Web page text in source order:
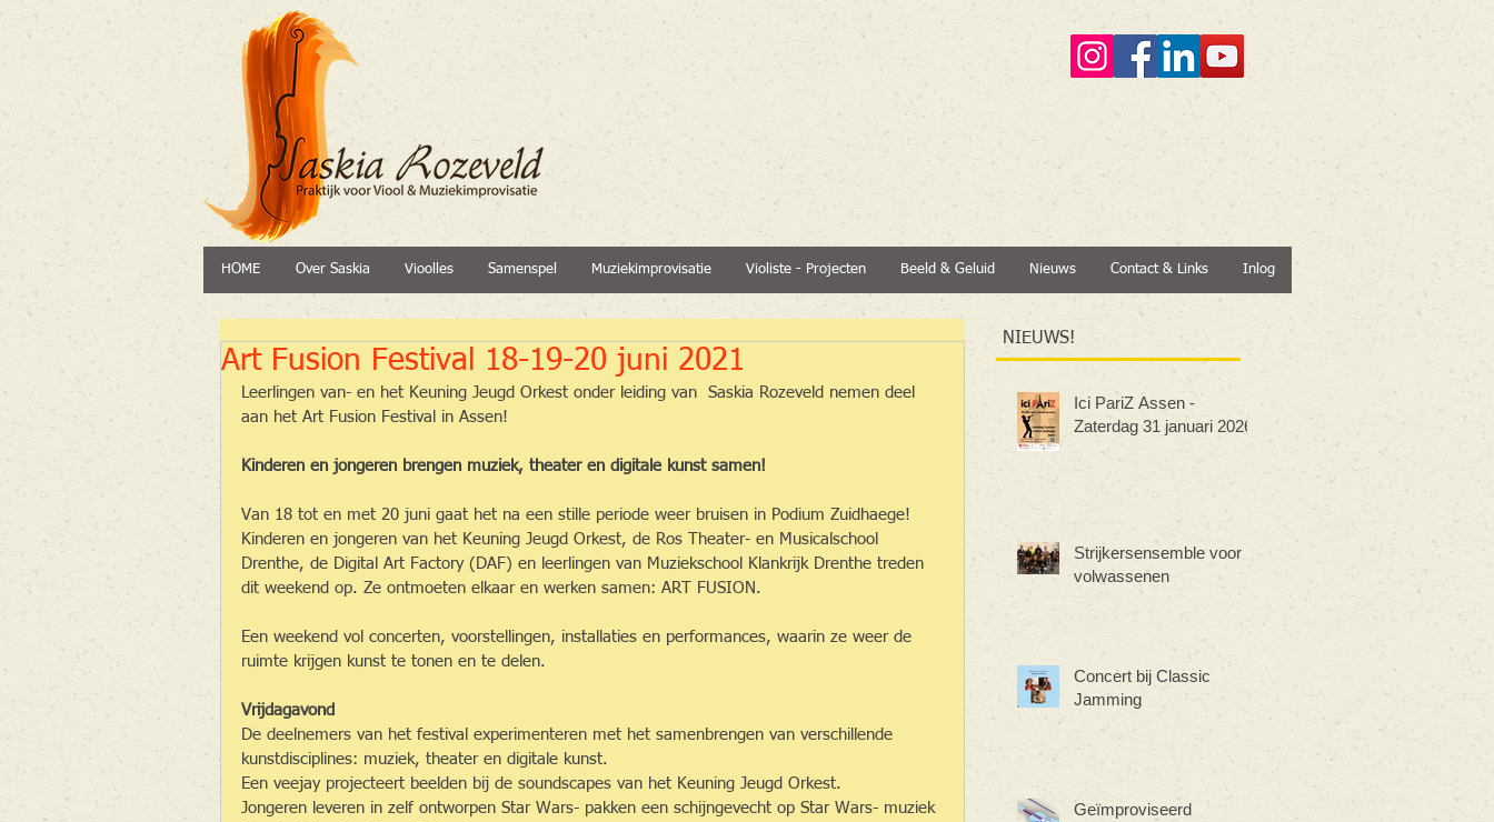
HOME Over Saskia Vioolles Samenspel Muziekimprovisatie Violiste - Projecten Beeld & Geluid Nieuws Contact & Links Inlog
Art Fusion Festival 18-19-20 juni 2021
Leerlingen van- en het Keuning Jeugd Orkest onder leiding van  Saskia Rozeveld nemen deel
aan het Art Fusion Festival in Assen!
Kinderen en jongeren brengen muziek, theater en digitale kunst samen!
Van 18 tot en met 20 juni gaat het na een stille periode weer bruisen in Podium Zuidhaege!
Kinderen en jongeren van het Keuning Jeugd Orkest, de Ros Theater- en Musicalschool
Drenthe, de Digital Art Factory (DAF) en leerlingen van Muziekschool Klankrijk Drenthe treden
dit weekend op. Ze ontmoeten elkaar en werken samen: ART FUSION.
Een weekend vol concerten, voorstellingen, installaties en performances, waarin ze weer de
ruimte krijgen kunst te tonen en te delen.
Vrijdagavond
De deelnemers van het festival experimenteren met het samenbrengen van verschillende
kunstdisciplines: muziek, theater en digitale kunst.
Een veejay projecteert beelden bij de soundscapes van het Keuning Jeugd Orkest.
Jongeren leveren in zelf ontworpen Star Wars- pakken een schijngevecht op Star Wars- muziek
NIEUWS!
Ici PariZ Assen -
Zaterdag 31 januari 2026
Strijkersensemble voor
volwassenen
Concert bij Classic
Jamming
Geïmproviseerd